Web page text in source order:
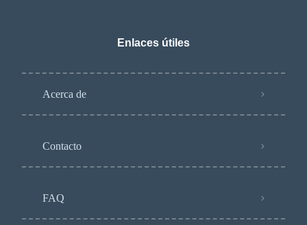
Enlaces útiles
Acerca de
Contacto
FAQ